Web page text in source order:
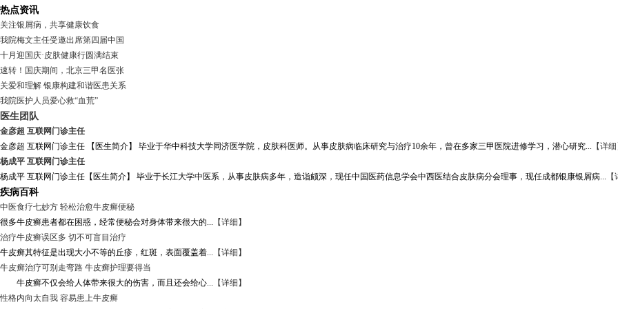
热点资讯
关注银屑病，共享健康饮食
我院梅文主任受邀出席第四届中国
十月迎国庆·皮肤健康行圆满结束
速转！国庆期间，北京三甲名医张
关爱和理解 银康构建和谐医患关系
我院医护人员爱心救“血荒”
医生团队
金彦超 互联网门诊主任
金彦超 互联网门诊主任 【医生简介】 毕业于华中科技大学同济医学院，皮肤科医师。从事皮肤病临床研究与治疗10余年，曾在多家三甲医院进修学习，潜心研究... 【详细
杨成平 互联网门诊主任
杨成平 互联网门诊主任【医生简介】 毕业于长江大学中医系，从事皮肤病多年，造诣颇深，现任中国医药信息学会中西医结合皮肤病分会理事，现任成都银康银屑病...
疾病百科
中医食疗七妙方 轻松治愈牛皮癣便秘
很多牛皮癣患者都在困惑，经常便秘会对身体带来很大的... 【详细】
治疗牛皮癣误区多 切不可盲目治疗
牛皮癣其特征是出现大小不等的丘疹，红斑，表面覆盖着... 【详细】
牛皮癣治疗可别走弯路 牛皮癣护理要得当
牛皮癣不仅会给人体带来很大的伤害，而且还会给心... 【详细】
性格内向太自我 容易患上牛皮癣